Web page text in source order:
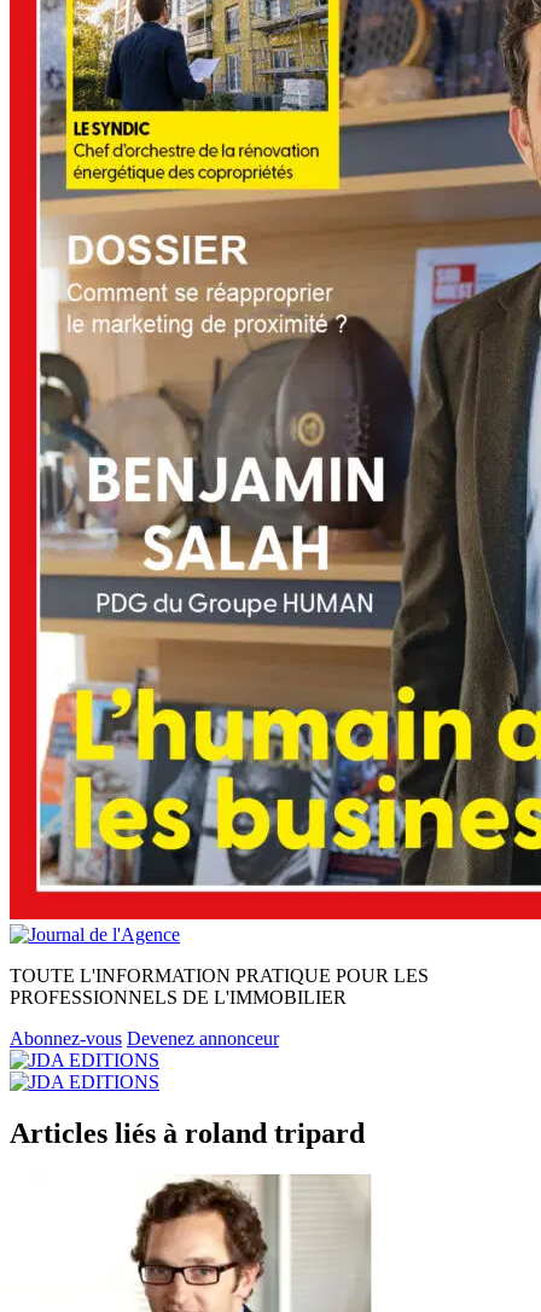
TOUTE L'INFORMATION PRATIQUE POUR LES
PROFESSIONNELS DE L'IMMOBILIER
Abonnez-vous Devenez annonceur
Articles liés à roland tripard